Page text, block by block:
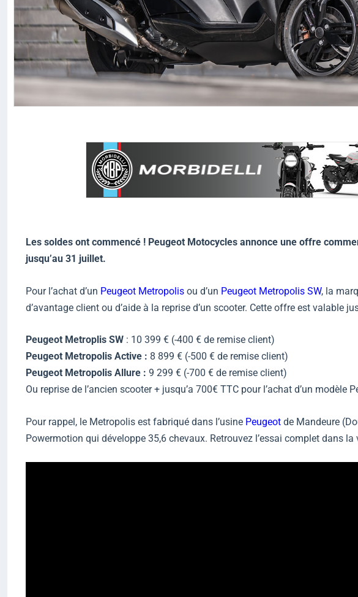
Les soldes ont commencé ! Peugeot Motocycles annonce une offre
jusqu’au 31 juillet.
Pour l’achat d’un Peugeot Metropolis ou d’un Peugeot Metropolis SW, la
d’avantage client ou d’aide à la reprise d’un scooter. Cette offre est valable
Peugeot Metroplis SW : 10 399 € (-400 € de remise client)
Peugeot Metropolis Active : 8 899 € (-500 € de remise client)
Peugeot Metropolis Allure : 9 299 € (-700 € de remise client)
Ou reprise de l’ancien scooter + jusqu’a 700€ TTC pour l’achat d’un modèle
Pour rappel, le Metropolis est fabriqué dans l’usine Peugeot de Mandeure
Powermotion qui développe 35,6 chevaux. Retrouvez l’essai complet dans la